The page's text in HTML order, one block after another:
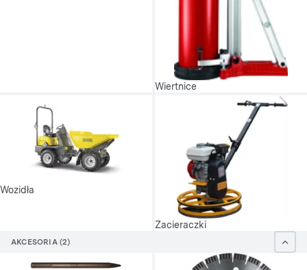
Wiertnice
Wozidła
Zacieraczki
AKCESORIA (2)